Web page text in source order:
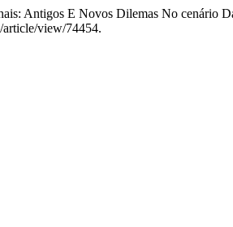
Antigos E Novos Dilemas No cenário
article/view/74454.